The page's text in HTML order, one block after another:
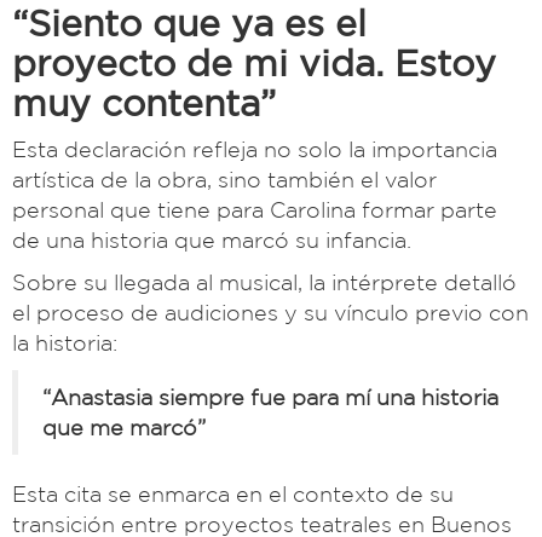
“Siento que ya es el
proyecto de mi vida. Estoy
muy contenta”
Esta declaración refleja no solo la importancia
artística de la obra, sino también el valor
personal que tiene para Carolina formar parte
de una historia que marcó su infancia.
Sobre su llegada al musical, la intérprete detalló
el proceso de audiciones y su vínculo previo con
la historia:
“Anastasia siempre fue para mí una historia
que me marcó”
Esta cita se enmarca en el contexto de su
transición entre proyectos teatrales en Buenos